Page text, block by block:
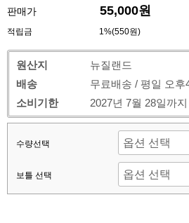
판매가 55,000원
적립금 1%(550원)
원산지
뉴질랜드
배송
무료배송 / 평일 오
소비기한
2027년 7월 28일까지
수량선택
보틀 선택